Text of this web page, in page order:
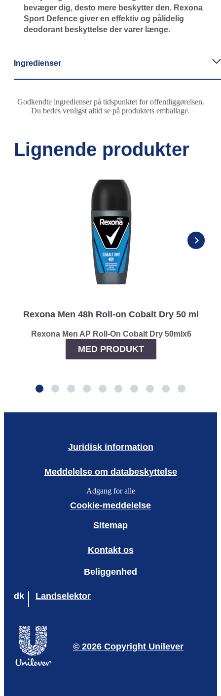
bevæger dig, desto mere beskytter den. Rexona
Sport Defence giver en effektiv og pålidelig
deodorant beskyttelse der varer længe.
Ingredienser
Godkendte ingredienser på tidspunktet for offentliggørelsen.
Du bedes venligst altid se på produktets emballage.
Lignende produkter
Rexona Men 48h Roll-on Cobalt Dry 50 ml
Rexona Men AP Roll-On Cobalt Dry 50mlx6
MED PRODUKT
Juridisk information
Meddelelse om databeskyttelse
Adgang for alle
Cookie-meddelelse
Sitemap
Kontakt os
Beliggenhed
dk Landselektor
© 2026 Copyright Unilever